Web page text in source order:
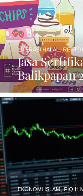
Jasa
Balikpapan
LITERASI HALAL,
EKONOMI ISLAM,FIQIH